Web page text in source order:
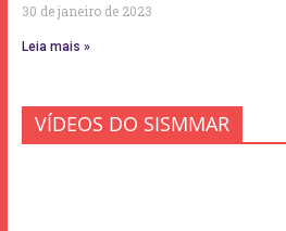
30 de janeiro de 2023
Leia mais »
VÍDEOS DO SISMMAR